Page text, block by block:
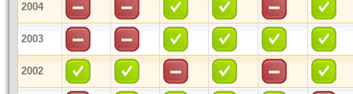
2004
2003
2002